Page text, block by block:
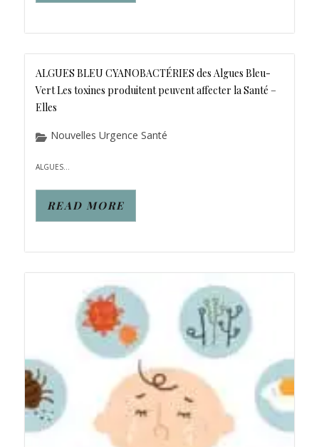
ALGUES BLEU CYANOBACTÉRIES des Algues Bleu-
Vert Les toxines produitent peuvent affecter la Santé –
Elles
Nouvelles Urgence Santé
ALGUES...
READ MORE